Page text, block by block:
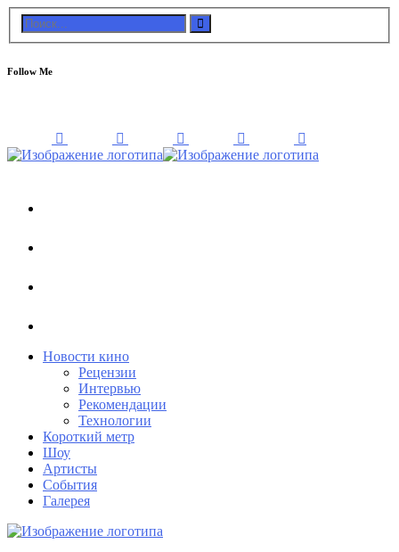
Follow Me
Новости кино
Рецензии
Интервью
Рекомендации
Технологии
Короткий метр
Шоу
Артисты
События
Галерея